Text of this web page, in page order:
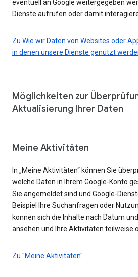
eventuell an Google weitergegeben
Dienste aufrufen oder damit
Zu Wie wir Daten von Websites oder
in denen unsere Dienste genutzt
Möglichkeiten zur
Aktualisierung Ihrer Daten
Meine Aktivitäten
In „Meine Aktivitäten“ können Sie
welche Daten in Ihrem Google-Konto
Sie angemeldet sind und Google-
Beispiel Ihre Suchanfragen oder
können sich die Inhalte nach Datum
ansehen und Ihre Aktivitäten teilweise
Zu "Meine Aktivitäten"